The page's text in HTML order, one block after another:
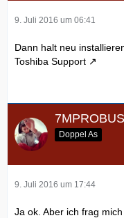
9. Juli 2016 um 06:41
Dann halt neu
Toshiba Support
Doppel As
9. Juli 2016 um 17:44
Ja ok. Aber ich frag